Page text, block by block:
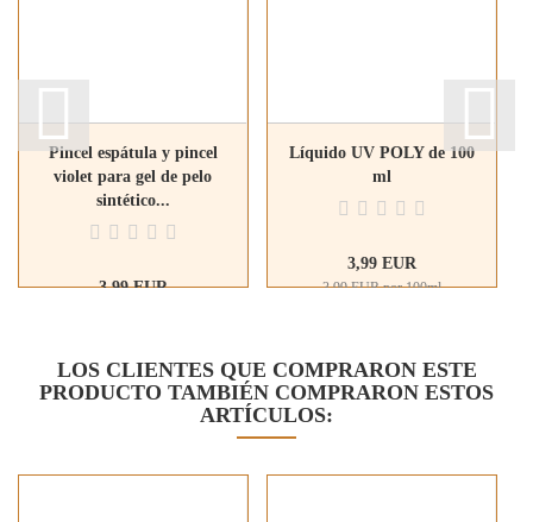
Pincel espátula y pincel
violet para gel de pelo
sintético...
3,99 EUR
Líquido UV POLY de 100
ml
3,99 EUR
3,99 EUR por 100ml
LOS CLIENTES QUE COMPRARON ESTE
PRODUCTO TAMBIÉN COMPRARON ESTOS
ARTÍCULOS: